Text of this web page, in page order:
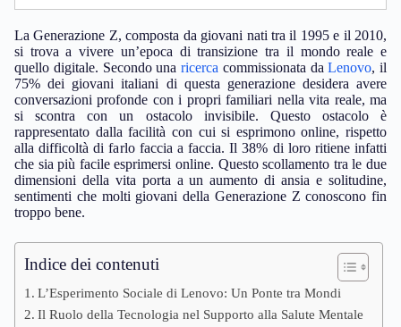
La Generazione Z, composta da giovani nati tra il 1995 e il 2010,
si trova a vivere un’epoca di transizione tra il mondo reale e
quello digitale. Secondo una ricerca commissionata daLenovo, il
75% dei giovani italiani di questa generazione desidera avere
conversazioni profonde con i propri familiari nella vita reale, ma
si scontra con un ostacolo invisibile. Questo ostacolo è
rappresentato dalla facilità con cui si esprimono online, rispetto
alla difficoltà di farlo faccia a faccia. Il 38% di loro ritiene infatti
che sia più facile esprimersi online. Questo scollamento tra le due
dimensioni della vita porta a un aumento di ansia e solitudine,
sentimenti che molti giovani della Generazione Z conoscono fin
troppo bene.
Indice dei contenuti
L’Esperimento Sociale di Lenovo: Un Ponte tra Mondi
Il Ruolo della Tecnologia nel Supporto alla Salute Mentale